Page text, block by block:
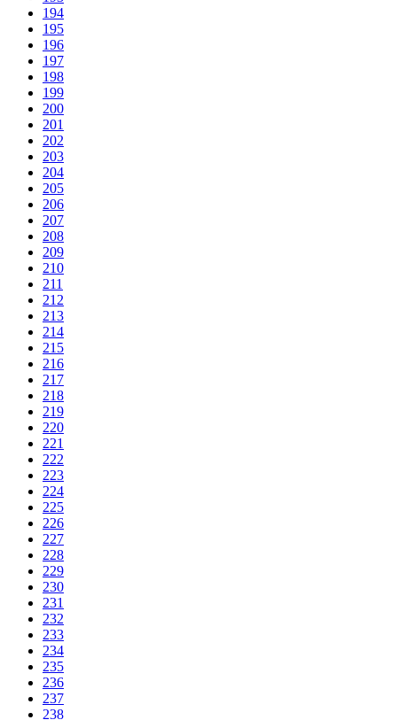
194
195
196
197
198
199
200
201
202
203
204
205
206
207
208
209
210
211
212
213
214
215
216
217
218
219
220
221
222
223
224
225
226
227
228
229
230
231
232
233
234
235
236
237
238